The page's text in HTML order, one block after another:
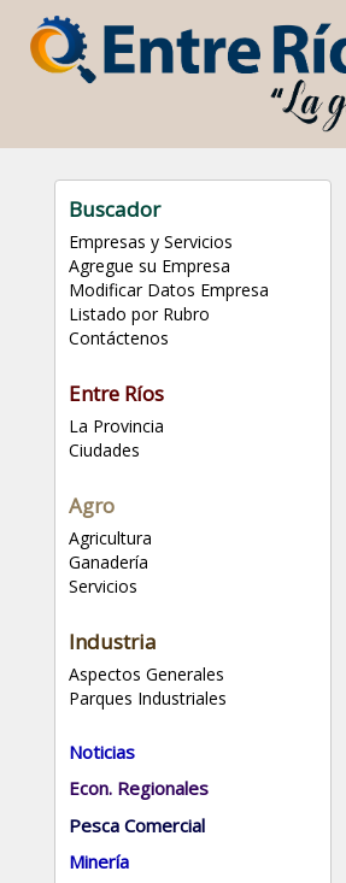
Buscador
Empresas y Servicios
Agregue su Empresa
Modificar Datos Empresa
Listado por Rubro
Contáctenos
Entre Ríos
La Provincia
Ciudades
Agro
Agricultura
Ganadería
Servicios
Industria
Aspectos Generales
Parques Industriales
Noticias
Econ. Regionales
Pesca Comercial
Minería